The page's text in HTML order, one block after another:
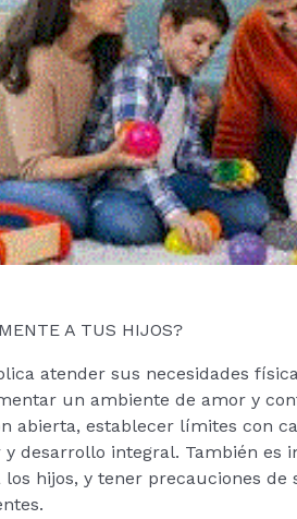
A TUS HIJOS?
atender sus necesidades
un ambiente de amor y
abierta, establecer límites con
desarrollo integral. También
hijos, y tener precauciones de